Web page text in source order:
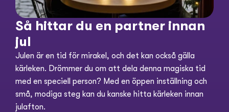
Så hittar du en partner innan
jul
Julen är en tid för mirakel, och det kan också gälla
kärleken. Drömmer du om att dela denna magiska tid
med en speciell person? Med en öppen inställning och
små, modiga steg kan du kanske hitta kärleken innan
julafton.